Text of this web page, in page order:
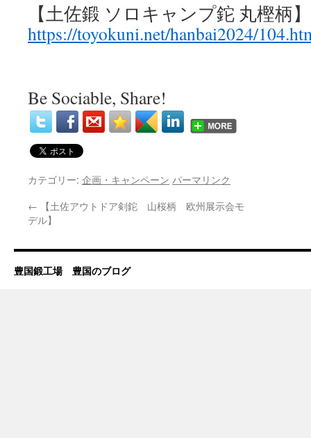
【土佐鍛 ソロキャンプ鉈 丸樫柄
https://toyokuni.net/hanbai2024/
Be Sociable, Share!
カテゴリー: 企画・キャンペーン パーマリンク
← 【土佐アウトドア剣鉈 山桜柄 欧州展示会モ
デル】
豊国鍛工場 豊国のブログ